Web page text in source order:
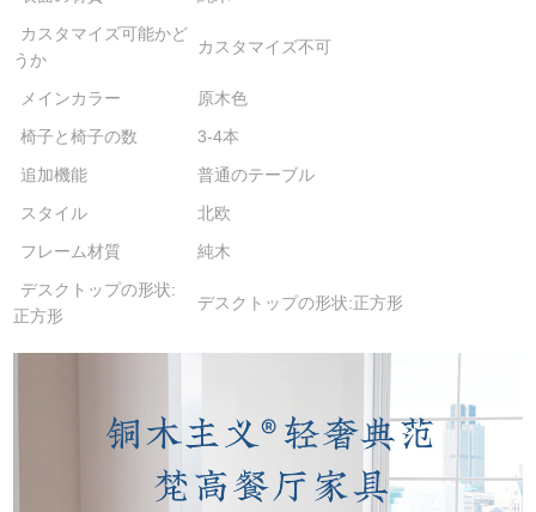
カスタマイズ可能かど
うか
カスタマイズ不可
メインカラー
原木色
椅子と椅子の数
3-4本
追加機能
普通のテーブル
スタイル
北欧
フレーム材質
純木
デスクトップの形状:
正方形
デスクトップの形状:正方形